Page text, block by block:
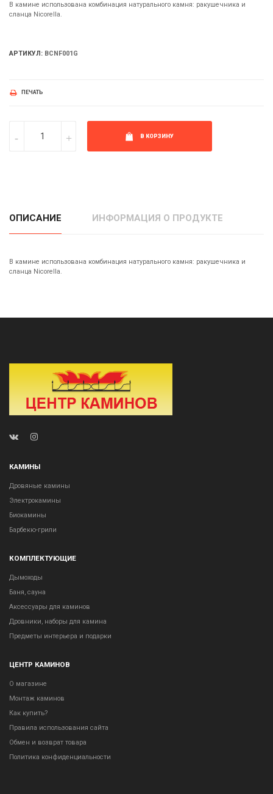
В камине использована комбинация натурального камня: ракушечника и
сланца Nicorella.
АРТИКУЛ: BCNF001G
ПЕЧАТЬ
В КОРЗИНУ
ОПИСАНИЕ ИНФОРМАЦИЯ О ПРОДУКТЕ
В камине использована комбинация натурального камня: ракушечника и
сланца Nicorella.
КАМИНЫ
Дровяные камины
Электрокамины
Биокамины
Барбекю-грили
КОМПЛЕКТУЮЩИЕ
Дымоходы
Баня, сауна
Аксессуары для каминов
Дровники, наборы для камина
Предметы интерьера и подарки
ЦЕНТР КАМИНОВ
О магазине
Монтаж каминов
Как купить?
Правила использования сайта
Обмен и возврат товара
Политика конфиденциальности